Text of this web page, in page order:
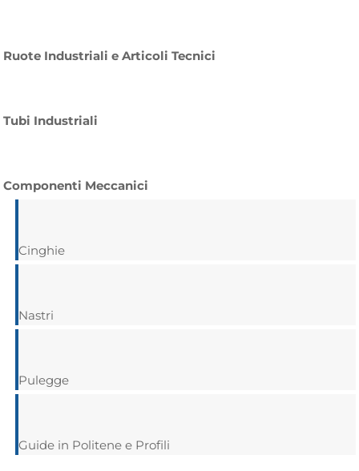
Ruote Industriali e Articoli Tecnici
Tubi Industriali
Componenti Meccanici
Cinghie
Nastri
Pulegge
Guide in Politene e Profili